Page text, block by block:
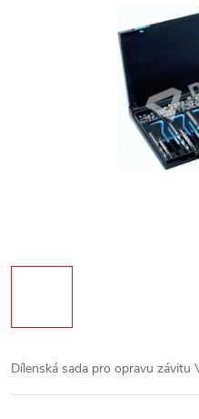
Dílenská sada pro opravu závitu